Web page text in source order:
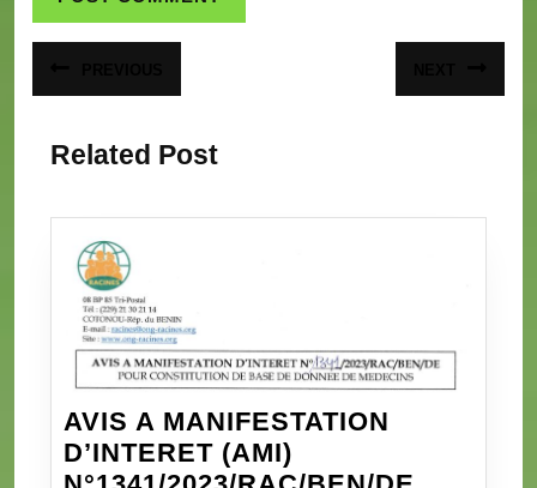
deprécédent suivant
Related Post
AVIS A MANIFESTATION
D’INTERET (AMI)